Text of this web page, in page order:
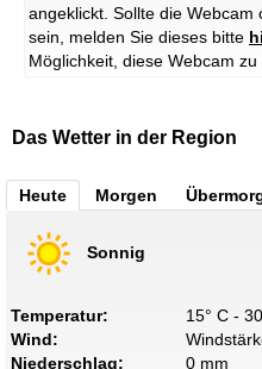
angeklickt. Sollte die Webcam
sein, melden Sie dieses bitte
Möglichkeit, diese Webcam zu
Das Wetter in der Region
Heute Morgen
Sonnig
Temperatur:
15° C -
Wind:
Niederschlag:
0 mm